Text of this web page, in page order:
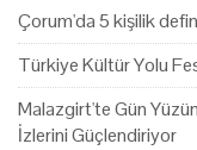
Çorum'da 5 kişilik
Türkiye Kültür Yolu
Malazgirt'te Gün
İzlerini Güçlendiriyor